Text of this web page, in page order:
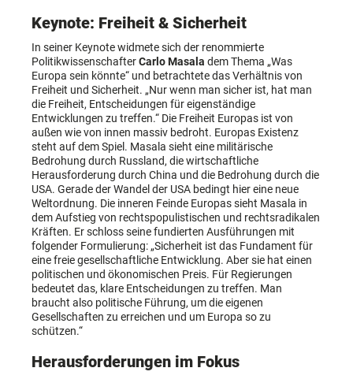
Keynote: Freiheit & Sicherheit
In seiner Keynote widmete sich der renommierte
PolitikwissenschafterCarlo Masala dem Thema „Was
Europa sein könnte“ und betrachtete das Verhältnis von
Freiheit und Sicherheit. „Nur wenn man sicher ist, hat man
die Freiheit, Entscheidungen für eigenständige
Entwicklungen zu treffen.“ Die Freiheit Europas ist von
außen wie von innen massiv bedroht. Europas Existenz
steht auf dem Spiel. Masala sieht eine militärische
Bedrohung durch Russland, die wirtschaftliche
Herausforderung durch China und die Bedrohung durch die
USA. Gerade der Wandel der USA bedingt hier eine neue
Weltordnung. Die inneren Feinde Europas sieht Masala in
dem Aufstieg von rechtspopulistischen und rechtsradikalen
Kräften. Er schloss seine fundierten Ausführungen mit
folgender Formulierung: „Sicherheit ist das Fundament für
eine freie gesellschaftliche Entwicklung. Aber sie hat einen
politischen und ökonomischen Preis. Für Regierungen
bedeutet das, klare Entscheidungen zu treffen. Man
braucht also politische Führung, um die eigenen
Gesellschaften zu erreichen und um Europa so zu
schützen.“
Herausforderungen im Fokus